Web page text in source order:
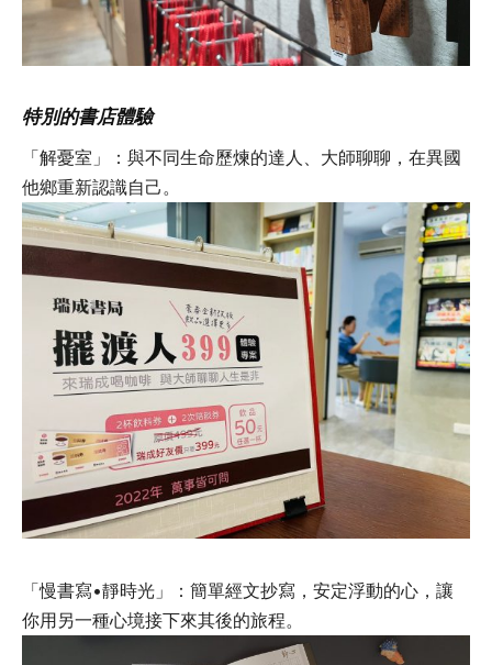
特別的書店體驗
「解憂室」：與不同生命歷煉的達人、大師聊聊，在異國
他鄉重新認識自己。
「慢書寫•靜時光」：簡單經文抄寫，安定浮動的心，讓
你用另一種心境接下來其後的旅程。